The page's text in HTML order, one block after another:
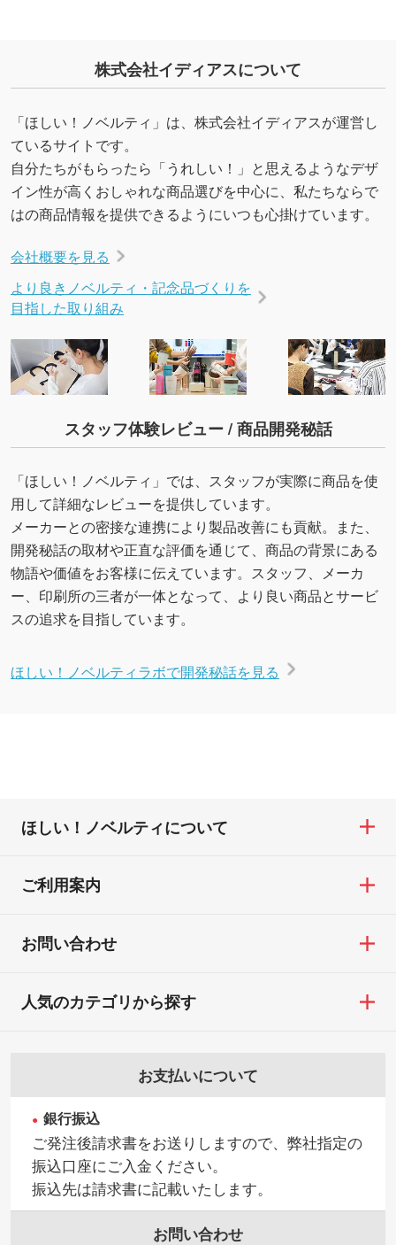
株式会社イディアスについて
「ほしい！ノベルティ」は、株式会社イディアスが運営し
ているサイトです。
自分たちがもらったら「うれしい！」と思えるようなデザ
イン性が高くおしゃれな商品選びを中心に、私たちならで
はの商品情報を提供できるようにいつも心掛けています。
会社概要を見る
より良きノベルティ・記念品づくりを
目指した取り組み
スタッフ体験レビュー / 商品開発秘話
「ほしい！ノベルティ」では、スタッフが実際に商品を使
用して詳細なレビューを提供しています。
メーカーとの密接な連携により製品改善にも貢献。また、
開発秘話の取材や正直な評価を通じて、商品の背景にある
物語や価値をお客様に伝えています。スタッフ、メーカ
ー、印刷所の三者が一体となって、より良い商品とサービ
スの追求を目指しています。
ほしい！ノベルティラボで開発秘話を見る
ほしい！ノベルティについて
ご利用案内
お問い合わせ
お支払いについて
銀行振込
ご発注後請求書をお送りしますので、弊社指定の
振込口座にご入金ください。
振込先は請求書に記載いたします。
お問い合わせ
人気のカテゴリから探す